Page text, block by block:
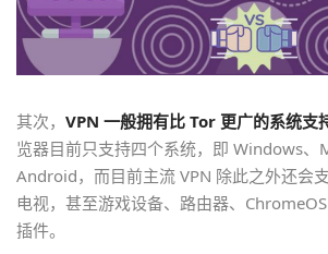
其次， VPN 一般拥有比 Tor 更广的系统支
览器目前只支持四个系统，即 Windows、
Android，而目前主流 VPN 除此之外还会
电视，甚至游戏设备、路由器、
插件。